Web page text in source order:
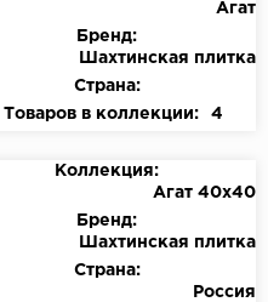
Агат
Бренд:
Шахтинская плитка
Страна:
Товаров в коллекции:
4
Коллекция:
Агат 40x40
Бренд:
Шахтинская плитка
Страна:
Россия